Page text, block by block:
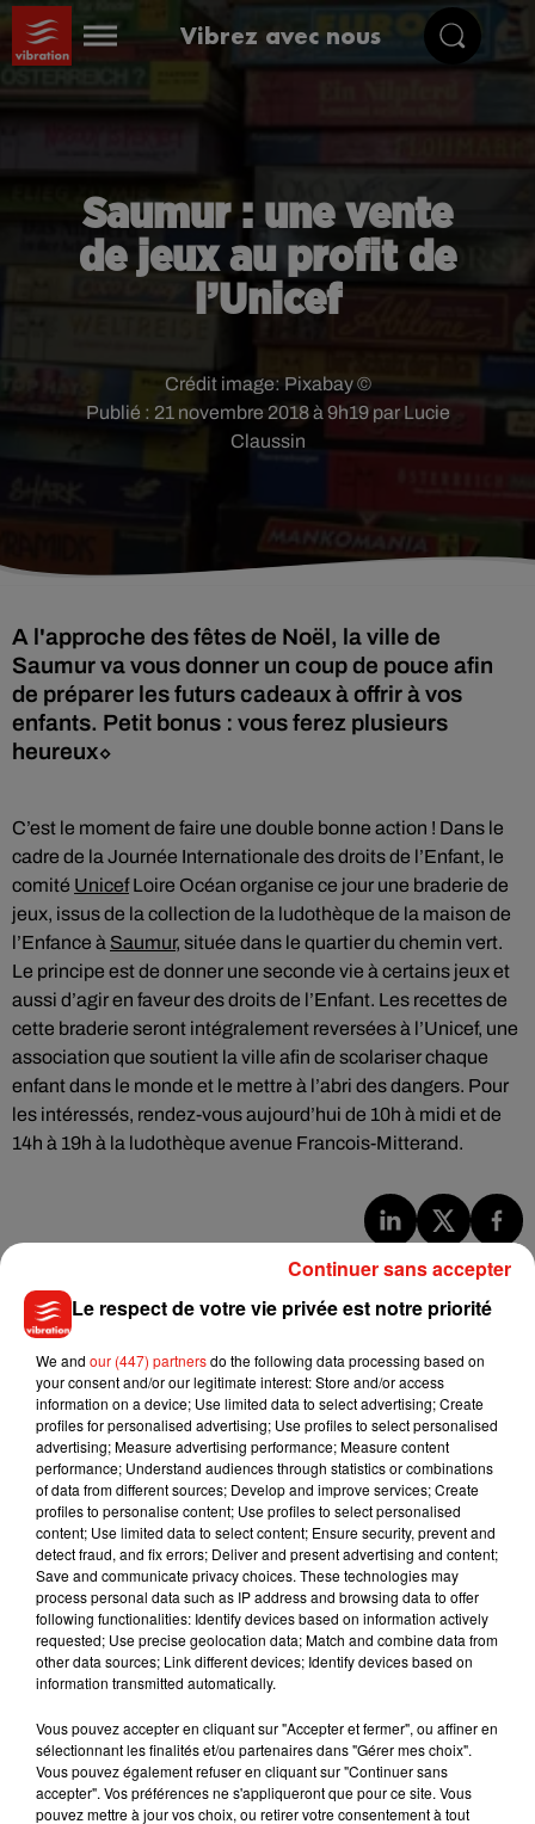
Vibrez avec nous
Saumur : une vente
de jeux au profit de
l’Unicef
Publié : 21 novembre 2018 à 9h19 par Lucie
Claussin
Crédit image: Pixabay ©
A l'approche des fêtes de Noël, la ville de
Saumur va vous donner un coup de pouce afin
de préparer les futurs cadeaux à offrir à vos
enfants. Petit bonus : vous ferez plusieurs
heureux⬦
C’est le moment de faire une double bonne action ! Dans le
cadre de la Journée Internationale des droits de l’Enfant, le
comité UnicefLoire Océan organise ce jour une braderie de
jeux, issus de la collection de la ludothèque de la maison de
l’Enfance à Saumur, située dans le quartier du chemin vert.
Le principe est de donner une seconde vie à certains jeux et
aussi d’agir en faveur des droits de l’Enfant. Les recettes de
cette braderie seront intégralement reversées à l’Unicef, une
association que soutient la ville afin de scolariser chaque
enfant dans le monde et le mettre à l’abri des dangers. Pour
les intéressés, rendez-vous aujourd’hui de 10h à midi et de
14h à 19h à la ludothèque avenue Francois-Mitterand.
7 août 2026
dans son nouveau clip
Madonna sort enfin le remix de « Love
Sensation » avec Kylie Minogue
Tayc et Didi B dévoilent le single le plus
dansant de l’année
Le respect de votre vie privée est notre priorité
We and our (447) partnersdo the following data processing based on
your consent and/or our legitimate interest: Store and/or access
information on a device; Use limited data to select advertising; Create
profiles for personalised advertising; Use profiles to select personalised
advertising; Measure advertising performance; Measure content
performance; Understand audiences through statistics or combinations
of data from different sources; Develop and improve services; Create
profiles to personalise content; Use profiles to select personalised
content; Use limited data to select content; Ensure security, prevent and
detect fraud, and fix errors; Deliver and present advertising and content;
Save and communicate privacy choices. These technologies may
process personal data such as IP address and browsing data to offer
following functionalities: Identify devices based on information actively
requested; Use precise geolocation data; Match and combine data from
other data sources; Link different devices; Identify devices based on
information transmitted automatically.
Vous pouvez accepter en cliquant sur "Accepter et fermer", ou affiner en
sélectionnant les finalités et/ou partenaires dans "Gérer mes choix".
Vous pouvez également refuser en cliquant sur "Continuer sans
accepter". Vos préférences ne s'appliqueront que pour ce site. Vous
pouvez mettre à jour vos choix, ou retirer votre consentement à tout
Continuer sans accepter